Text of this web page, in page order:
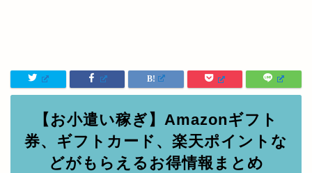
【お小遣い稼ぎ】Amazonギフト
券、ギフトカード、楽天ポイントな
どがもらえるお得情報まとめ